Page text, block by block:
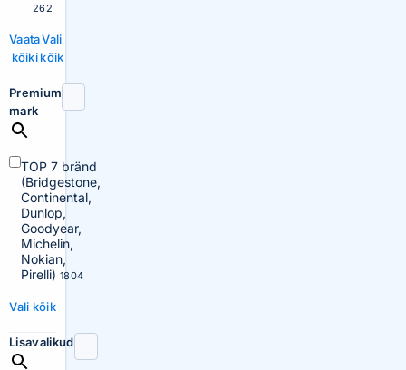
262
Vaata
kõiki
Vali
kõik
Premium
mark
TOP 7 bränd
(Bridgestone,
Continental,
Dunlop,
Goodyear,
Michelin,
Nokian,
Pirelli) 1804
Vali kõik
Lisavalikud